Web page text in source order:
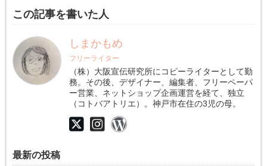
この記事を書いた人
しまかもめ
フリーライター
（株）大阪宣伝研究所にコピーライターとして勤
務。その後、デザイナー、編集者、フリーペーパ
ー営業、ネットショップ企画運営を経て、独立
（コトバアトリエ）。神戸市在住の3児の母。
最新の投稿